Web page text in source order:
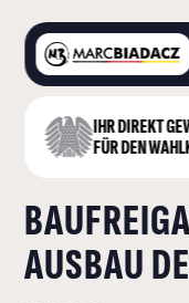
IHR DIREKT
FÜR DEN
AUSBAU